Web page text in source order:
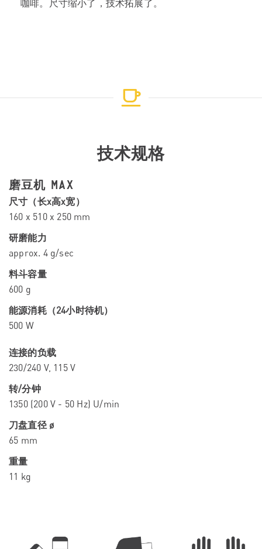
咖啡。尺寸缩小了，技术拓展了。
技术规格
磨豆机 MAX
尺寸（长x高x宽）
160 x 510 x 250 mm
研磨能力
approx. 4 g/sec
料斗容量
600 g
能源消耗（24小时待机）
500 W
连接的负载
230/240 V, 115 V
转/分钟
1350 (200 V - 50 Hz) U/min
刀盘直径 ø
65 mm
重量
11 kg